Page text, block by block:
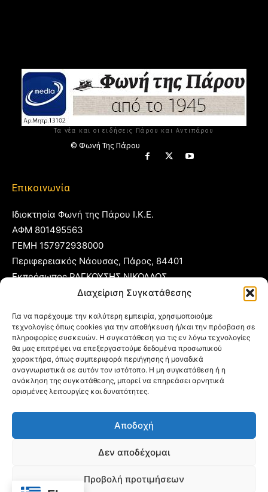
Διαχείριση Συγκατάθεσης
Για να παρέχουμε την καλύτερη εμπειρία, χρησιμοποιούμε
τεχνολογίες όπως cookies για την αποθήκευση ή/και την πρόσβαση σε
πληροφορίες συσκευών. Η συγκατάθεση για τις εν λόγω τεχνολογίες
θα μας επιτρέψει να επεξεργαστούμε δεδομένα προσωπικού
χαρακτήρα, όπως συμπεριφορά περιήγησης ή μοναδικά
αναγνωριστικά σε αυτόν τον ιστότοπο. Η μη συγκατάθεση ή η
ανάκληση της συγκατάθεσης, μπορεί να επηρεάσει αρνητικά
ορισμένες λειτουργίες και δυνατότητες.
Αποδοχή
Δεν αποδέχομαι
Προβολή προτιμήσεων
Τα νέα και οι ειδήσεις Πάρου και Αντιπάρου
© Φωνή Της Πάρου
Επικοινωνία
Ιδιοκτησία Φωνή της Πάρου Ι.Κ.Ε.
ΑΦΜ 801495563
ΓΕΜΗ 157972938000
Περιφερειακός Νάουσας, Πάρος, 84401
Εκπρόσωπος ΡΑΓΚΟΥΣΗΣ ΝΙΚΟΛΑΟΣ
Κ:6977 248885
E:foni@typoparos.gr(για αγγελίες:sales@typoparos.gr)
Πολιτική απορρήτου & Cookies